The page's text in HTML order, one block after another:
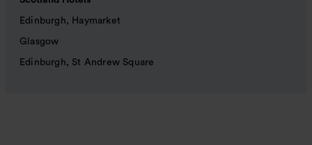
Edinburgh, Haymarket
Glasgow
Edinburgh, St Andrew Square